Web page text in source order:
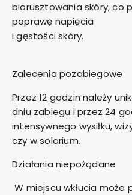
biorusztowania skóry, co
poprawę napięcia
i gęstości skóry.
Zalecenia pozabiegowe
Przez 12 godzin należy
dniu zabiegu i przez 24
intensywnego wysiłku,
czy w solarium.
Działania niepożądane
W miejscu wkłucia może